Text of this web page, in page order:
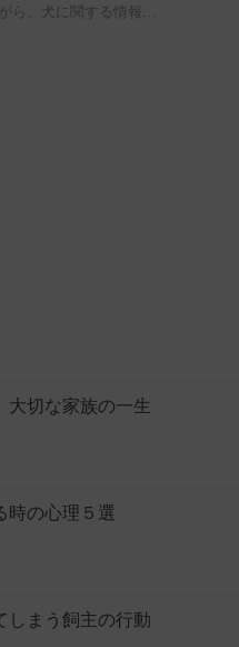
ら、犬に関する情報…
切な家族の一生
時の心理５選
しまう飼主の行動